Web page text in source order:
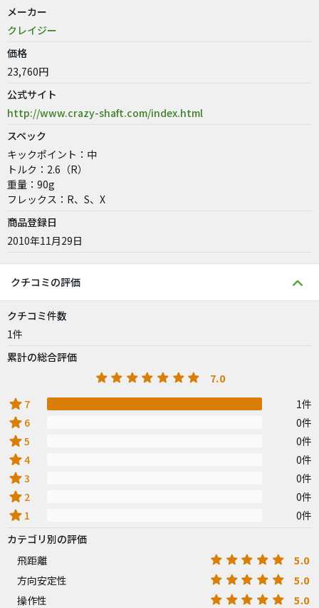
メーカー
クレイジー
価格
23,760円
公式サイト
http://www.crazy-shaft.com/index.html
スペック
キックポイント：中
トルク：2.6（R）
重量：90g
フレックス：R、S、X
商品登録日
2010年11月29日
クチコミの評価
クチコミ件数
1件
累計の総合評価
7.0
star 7 1件
star 6 0件
star5 0件
star4 0件
star3 0件
star 2 0件
star 1
0件
カテゴリ別の評価
飛距離
5.0
方向安定性 5.0
操作性 5.0